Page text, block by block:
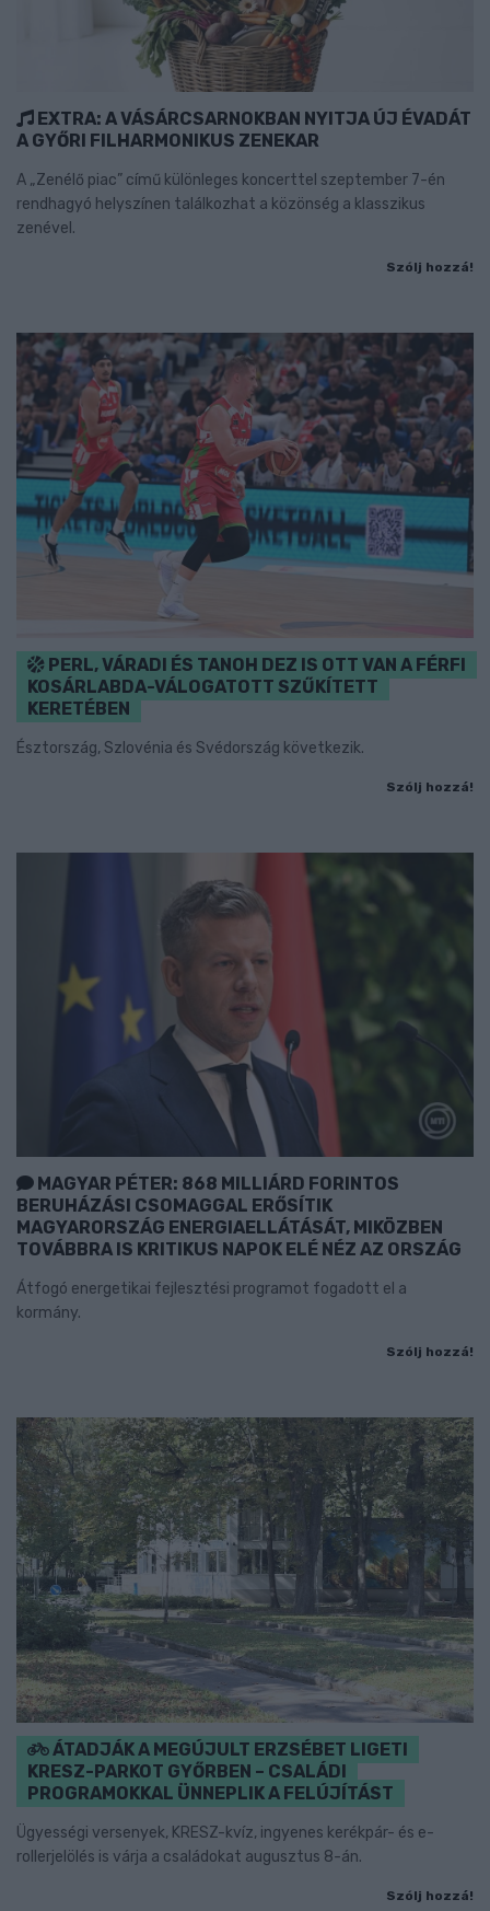
EXTRA: A VÁSÁRCSARNOKBAN NYITJA ÚJ ÉVADÁT
A GYŐRI FILHARMONIKUS ZENEKAR
A „Zenélő piac” című különleges koncerttel szeptember 7-én
rendhagyó helyszínen találkozhat a közönség a klasszikus
zenével.
Szólj hozzá!
PERL, VÁRADI ÉS TANOH DEZ IS OTT VAN A FÉRFI
KOSÁRLABDA-VÁLOGATOTT SZŰKÍTETT
KERETÉBEN
Észtország, Szlovénia és Svédország következik.
Szólj hozzá!
MAGYAR PÉTER: 868 MILLIÁRD FORINTOS
BERUHÁZÁSI CSOMAGGAL ERŐSÍTIK
MAGYARORSZÁG ENERGIAELLÁTÁSÁT, MIKÖZBEN
TOVÁBBRA IS KRITIKUS NAPOK ELÉ NÉZ AZ ORSZÁG
Átfogó energetikai fejlesztési programot fogadott el a
kormány.
Szólj hozzá!
ÁTADJÁK A MEGÚJULT ERZSÉBET LIGETI
KRESZ-PARKOT GYŐRBEN – CSALÁDI
PROGRAMOKKAL ÜNNEPLIK A FELÚJÍTÁST
Ügyességi versenyek, KRESZ-kvíz, ingyenes kerékpár- és e-
rollerjelölés is várja a családokat augusztus 8-án.
Szólj hozzá!